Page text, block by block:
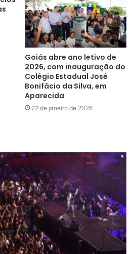
Goiás abre ano letivo de
2026, com inauguração do
Colégio Estadual José
Bonifácio da Silva, em
Aparecida
22 de janeiro de 2026